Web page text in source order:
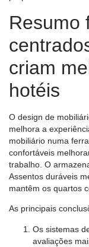
Resumo
criam
hotéis
O design de
melhora a
mobiliário numa
confortáveis
trabalho. O
Assentos duráveis
mantêm os quartos
As principais
Os sistemas
avaliações